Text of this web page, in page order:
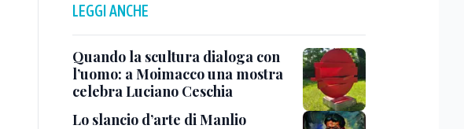
LEGGI ANCHE
Quando la scultura dialoga con
l’uomo: a Moimacco una mostra
celebra Luciano Ceschia
Lo slancio d’arte di Manlio